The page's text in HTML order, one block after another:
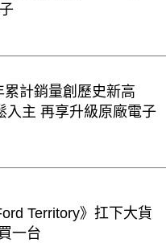
累計銷量創歷史新高
入主 再享升級原廠電子
Territory》扛下大貨
一台